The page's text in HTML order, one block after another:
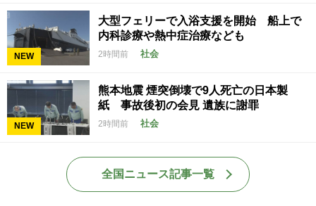
NEW
大型フェリーで入浴支援を開始 船上で
内科診療や熱中症治療なども
2時間前 社会
NEW
熊本地震 煙突倒壊で9人死亡の日本製
紙 事故後初の会見 遺族に謝罪
2時間前 社会
全国ニュース記事一覧